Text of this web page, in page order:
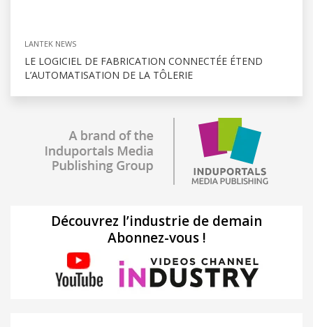
LANTEK NEWS
LE LOGICIEL DE FABRICATION CONNECTÉE ÉTEND
L’AUTOMATISATION DE LA TÔLERIE
Découvrez l’industrie de demain
Abonnez-vous !